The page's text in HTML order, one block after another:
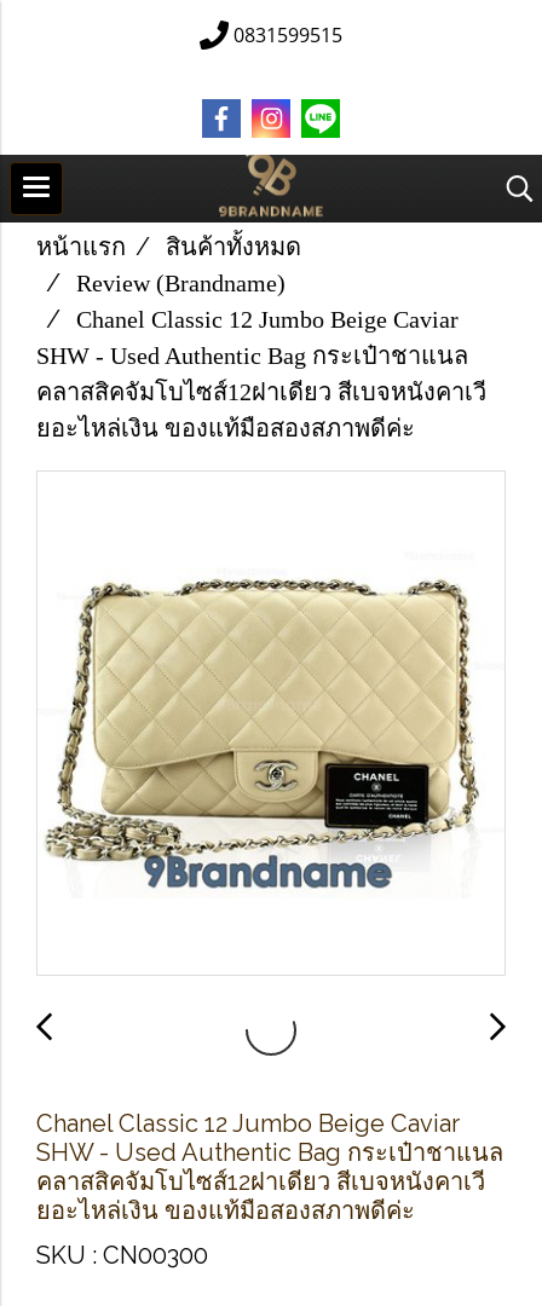
0831599515
หน้าแรก
สินค้าทั้งหมด
Review (Brandname)
Chanel Classic 12 Jumbo Beige Caviar
SHW - Used Authentic Bag กระเป๋าชาแนล
คลาสสิคจัมโบไซส์12ฝาเดียว สีเบจหนังคาเวี
ยอะไหล่เงิน ของแท้มือสองสภาพดีค่ะ
Chanel Classic 12 Jumbo Beige Caviar
SHW - Used Authentic Bag กระเป๋าชาแนล
คลาสสิคจัมโบไซส์12ฝาเดียว สีเบจหนังคาเวี
ยอะไหล่เงิน ของแท้มือสองสภาพดีค่ะ
SKU : CN00300